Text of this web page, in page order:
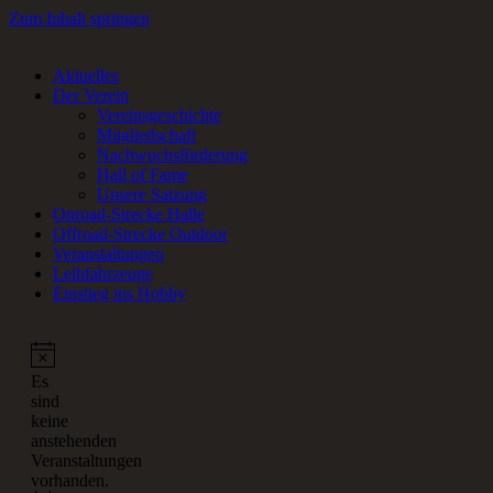
Zum Inhalt springen
RC-Car Verein in Frankfurt am Main für Offroad- und Onroad RC-
Aktuelles
Der Verein
Vereinsgeschichte
Mitgliedschaft
Nachwuchsförderung
Hall of Fame
Unsere Satzung
Onroad-Strecke Halle
Offroad-Strecke Outdoor
Veranstaltungen
Leihfahrzeuge
Einstieg ins Hobby
Es
sind
keine
anstehenden
Veranstaltungen
vorhanden.